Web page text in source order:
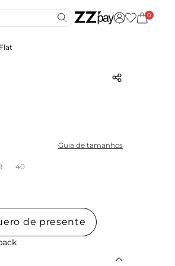
0
Flat
Guia de tamanhos
40
de presente